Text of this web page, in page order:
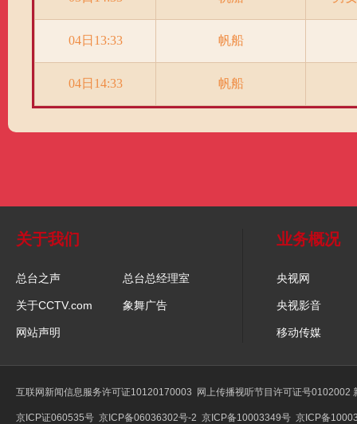
04日13:33 帆船
04日14:33 帆船
关于我们
总台之声 总台总经理室
关于CCTV.com 象舞广告
网站声明
业务概况
央视网
央视影音
移动传媒
互联网新闻信息服务许可证10120170003 网上传播视听节目许可证号
京ICP证060535号 京ICP备06036302号-2 京ICP备10003349号 京ICP备